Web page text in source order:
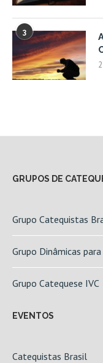
3
GRUPOS DE
Grupo Catequistas
Grupo Dinâmicas
Grupo Catequese IVC
EVENTOS
Catequistas Brasil